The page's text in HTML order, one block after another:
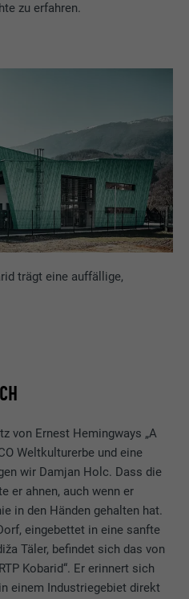
zu erfahren.
trägt eine auffällige,
von Ernest Hemingways „A
Weltkulturerbe und eine
wir Damjan Holc. Dass die
er ahnen, auch wenn er
in den Händen gehalten hat.
eingebettet in eine sanfte
Täler, befindet sich das von
Kobarid“. Er erinnert sich
einem Industriegebiet direkt